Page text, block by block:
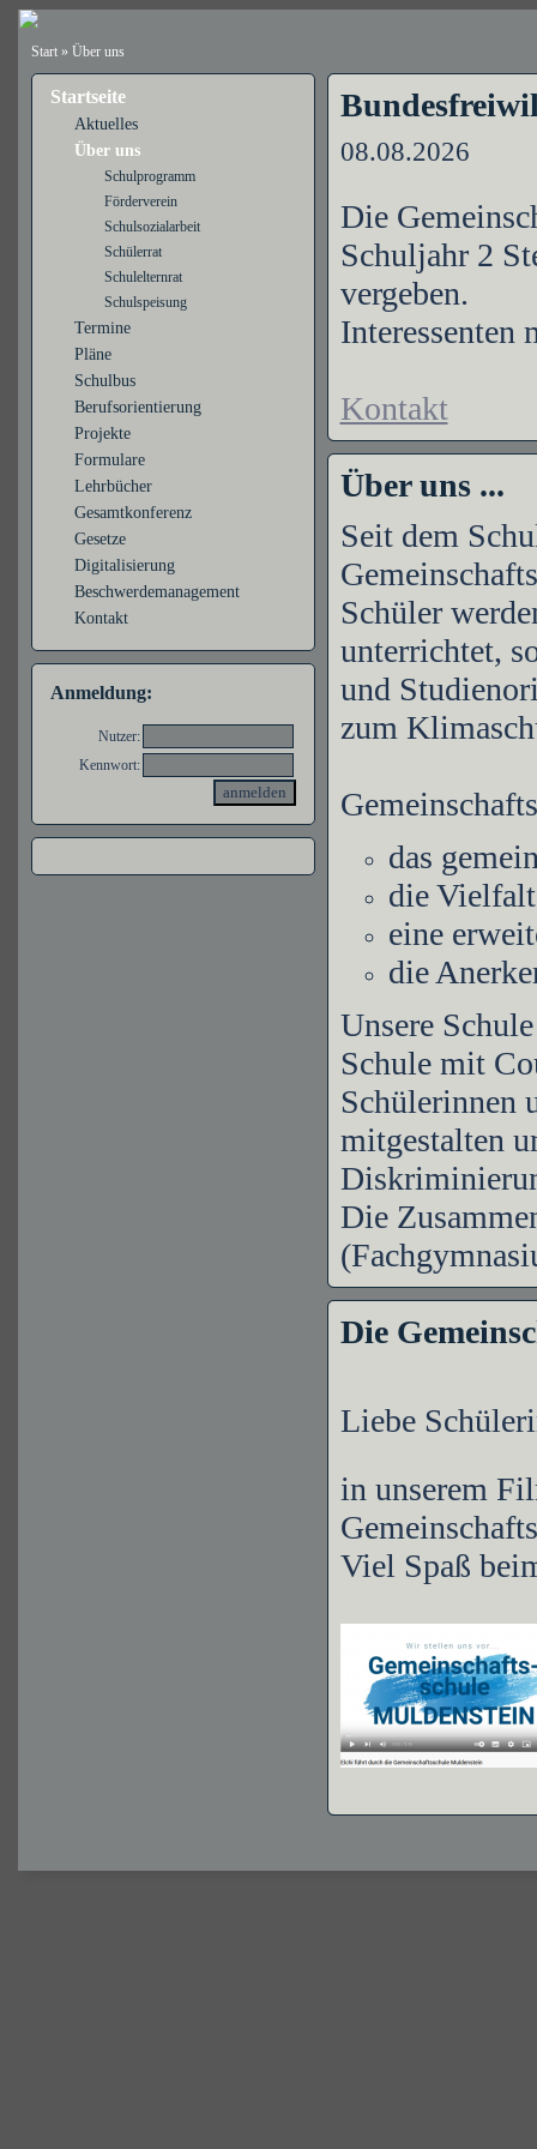
Start» Über uns
Startseite
Aktuelles
Über uns
Schulprogramm
Förderverein
Schulsozialarbeit
Schülerrat
Schulelternrat
Schulspeisung
Termine
Pläne
Schulbus
Berufsorientierung
Projekte
Formulare
Lehrbücher
Gesamtkonferenz
Gesetze
Digitalisierung
Beschwerdemanagement
Kontakt
Anmeldung:
Nutzer:
Kennwort:
08.08.2026
Die
Schuljahr 2
vergeben.
Interessenten
Kontakt
Über uns ...
Seit dem
Schüler
unterrichtet,
und
zum
das
die
eine
die
Unsere
Schule mit
Schülerinnen
mitgestalten
Die
Die
Liebe
in unserem
Viel Spaß